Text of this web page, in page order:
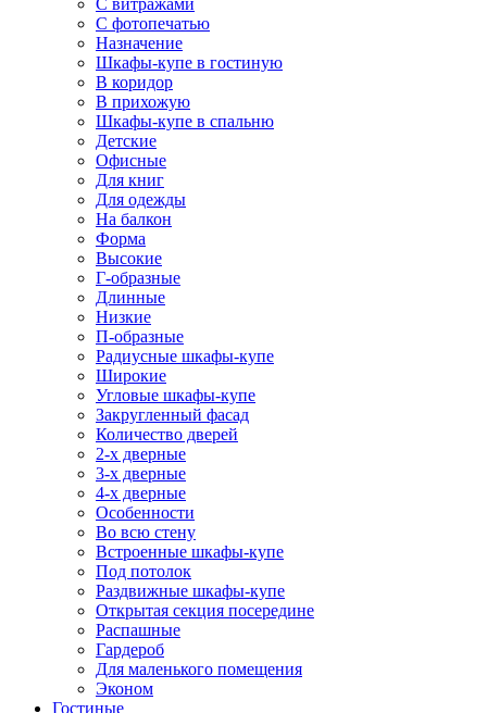
С витражами
С фотопечатью
Назначение
Шкафы-купе в гостиную
В коридор
В прихожую
Шкафы-купе в спальню
Детские
Офисные
Для книг
Для одежды
На балкон
Форма
Высокие
Г-образные
Длинные
Низкие
П-образные
Радиусные шкафы-купе
Широкие
Угловые шкафы-купе
Закругленный фасад
Количество дверей
2-х дверные
3-х дверные
4-х дверные
Особенности
Во всю стену
Встроенные шкафы-купе
Под потолок
Раздвижные шкафы-купе
Открытая секция посередине
Распашные
Гардероб
Для маленького помещения
Эконом
Гостиные